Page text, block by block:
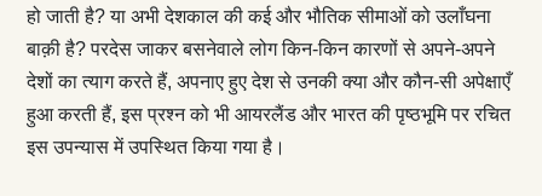
हो जाती है? या अभी देशकाल की कई और भौतिक सीमाओं को उलाँघना
बाक़ी है? परदेस जाकर बसनेवाले लोग किन-किन कारणों से अपने-अपने
देशों का त्याग करते हैं, अपनाए हुए देश से उनकी क्या और कौन-सी अपेक्षाएँ
हुआ करती हैं, इस प्रश्न को भी आयरलैंड और भारत की पृष्ठभूमि पर रचित
इस उपन्यास में उपस्थित किया गया है।